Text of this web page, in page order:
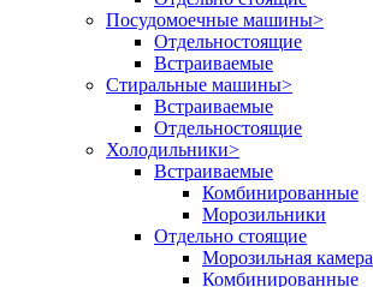
Посудомоечные машины>
Отдельностоящие
Встраиваемые
Стиральные машины>
Встраиваемые
Отдельностоящие
Холодильники>
Встраиваемые
Комбинированные
Морозильники
Отдельно стоящие
Морозильная камера
Комбинированные